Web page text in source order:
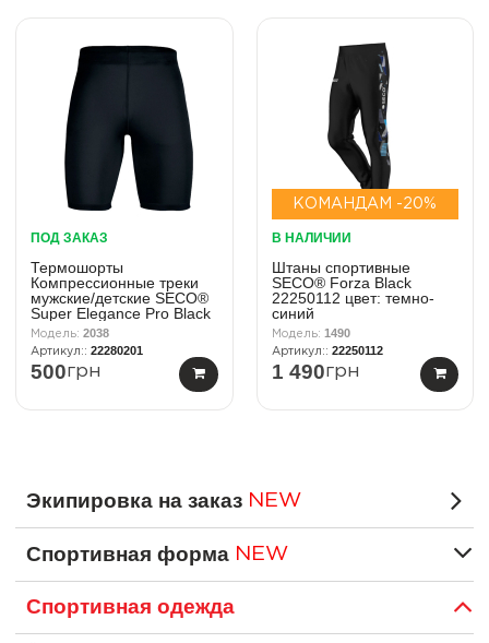
ПОД ЗАКАЗ
Термошорты
Компрессионные треки
мужские/детские SECO®
Super Elegance Pro Black
22280201 цвет: черный
2038
22280201
500грн
КОМАНДАМ -20%
В НАЛИЧИИ
Штаны спортивные
SECO® Forza Black
22250112 цвет: темно-
синий
1490
22250112
1 490грн
Экипировка на заказ NEW
Спортивная форма NEW
Спортивная одежда